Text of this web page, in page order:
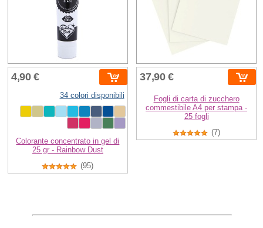
4,90 €
34 colori disponibili
Colorante concentrato in gel di
25 gr - Rainbow Dust
(95)
37,90 €
Fogli di carta di zucchero
commestibile A4 per stampa -
25 fogli
(7)